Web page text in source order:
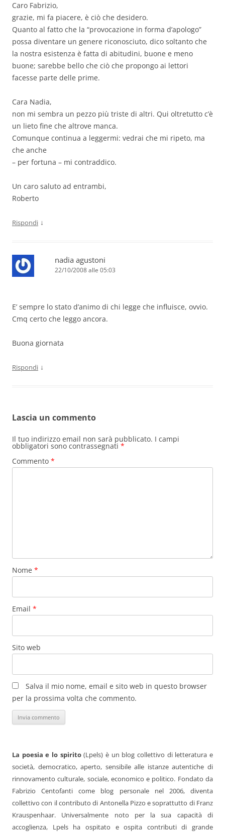
Caro Fabrizio,
grazie, mi fa piacere, è ciò che desidero.
Quanto al fatto che la “provocazione in forma d’apologo”
possa diventare un genere riconosciuto, dico soltanto che
la nostra esistenza è fatta di abitudini, buone e meno
buone; sarebbe bello che ciò che propongo ai lettori
facesse parte delle prime.
Cara Nadia,
non mi sembra un pezzo più triste di altri. Qui oltretutto c’è
un lieto fine che altrove manca.
Comunque continua a leggermi: vedrai che mi ripeto, ma
che anche
– per fortuna – mi contraddico.
Un caro saluto ad entrambi,
Roberto
Rispondi ↓
nadia agustoni
22/10/2008 alle 05:03
E’ sempre lo stato d’animo di chi legge che influisce, ovvio.
Cmq certo che leggo ancora.
Buona giornata
Rispondi ↓
Lascia un commento
Il tuo indirizzo email non sarà pubblicato. I campi
obbligatori sono contrassegnati *
Commento *
Nome *
Email *
Sito web
Salva il mio nome, email e sito web in questo browser
per la prossima volta che commento.
La poesia e lo spirito(Lpels) è un blog collettivo di letteratura e
società, democratico, aperto, sensibile alle istanze autentiche di
rinnovamento culturale, sociale, economico e politico. Fondato da
Fabrizio Centofanti come blog personale nel 2006, diventa
collettivo con il contributo di Antonella Pizzo e soprattutto di Franz
Krauspenhaar. Universalmente noto per la sua capacità di
accoglienza, Lpels ha ospitato e ospita contributi di grande